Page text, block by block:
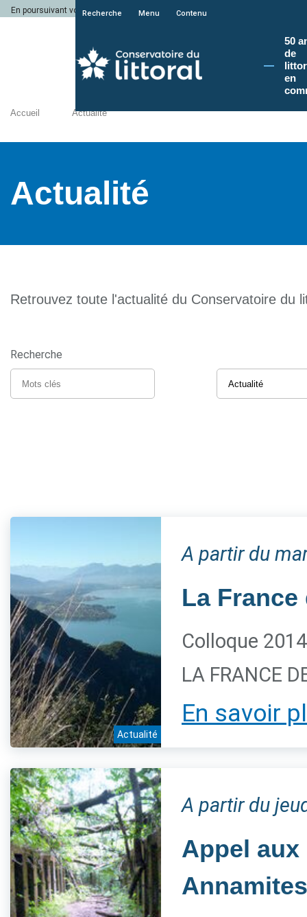
En poursuivant votre navigation sur le site du Conservatoire du littoral, vous
Recherche Menu Contenu
50
de
en
Accueil Actualité
Actualité
Retrouvez toute l'actualité du Conservatoire du
Recherche
Actualité
A partir du
La
Colloque 2014
LA FRANCE
En savoir
A partir du
Appel